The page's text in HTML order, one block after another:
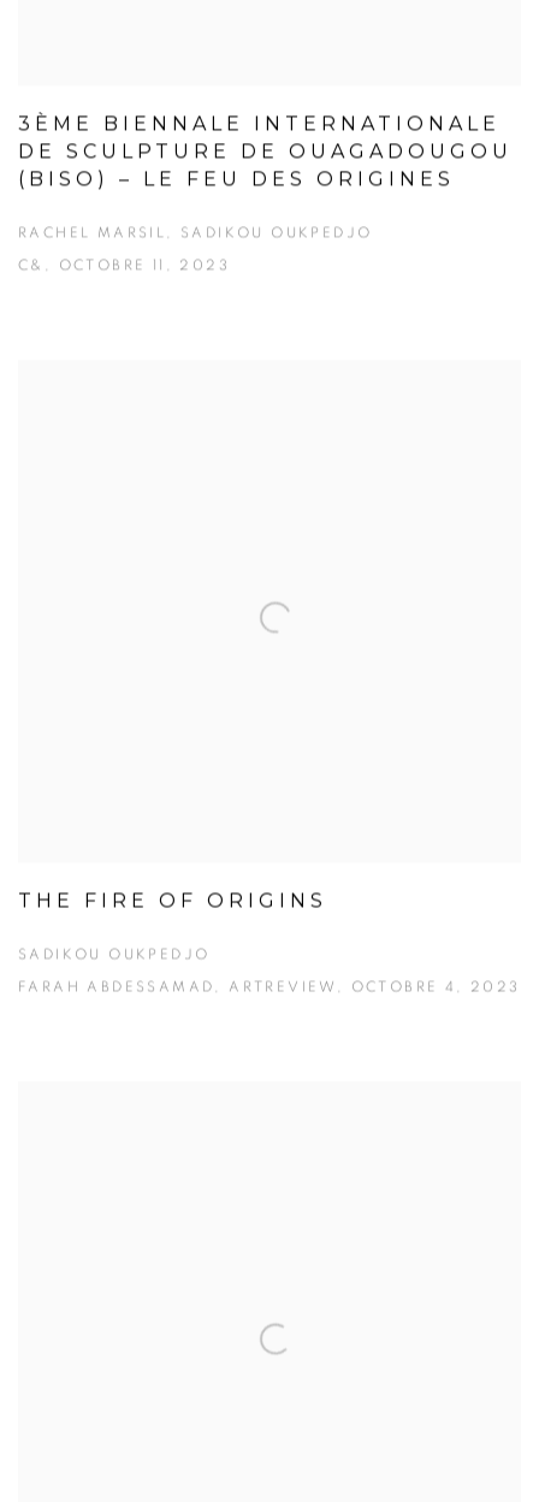
3ÈME BIENNALE INTERNATIONALE
DE SCULPTURE DE OUAGADOUGOU
(BISO) – LE FEU DES ORIGINES
RACHEL MARSIL, SADIKOU OUKPEDJO
C&, OCTOBRE 11, 2023
THE FIRE OF ORIGINS
SADIKOU OUKPEDJO
FARAH ABDESSAMAD, ARTREVIEW, OCTOBRE 4, 2023